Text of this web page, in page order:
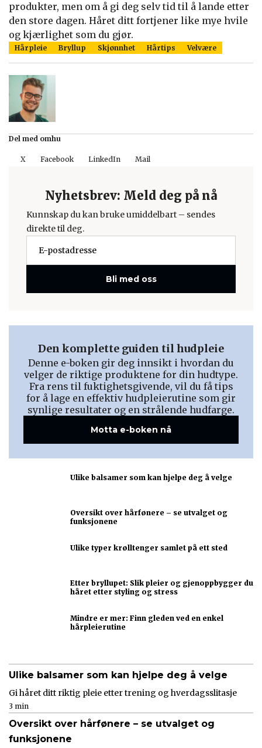
produkter, men om å gi deg selv tid til å lande etter
den store dagen. Håret ditt fortjener like mye hvile
og kjærlighet som du gjør.
Hårpleie Bryllup Skjønnhet Hårtips Velvære
Del med omhu
X Facebook LinkedIn Mail
Nyhetsbrev: Meld deg på nå
Kunnskap du kan bruke umiddelbart – sendes
direkte til deg.
Bli med oss
Den komplette guiden til hudpleie
Denne e-boken gir deg innsikt i hvordan du
velger de riktige produktene for din hudtype.
Fra rens til fuktighetsgivende, vil du få tips
for å lage en effektiv hudpleierutine som gir
synlige resultater og en strålende hudfarge.
Motta e-boken nå
Ulike balsamer som kan hjelpe deg å velge
Oversikt over hårfønere – se utvalget og
funksjonene
Ulike typer krølltenger samlet på ett sted
Etter bryllupet: Slik pleier og gjenoppbygger du
håret etter styling og stress
Mindre er mer: Finn gleden ved en enkel
hårpleierutine
Ulike balsamer som kan hjelpe deg å velge
Gi håret ditt riktig pleie etter trening og hverdagsslitasje
3 min
Oversikt over hårfønere – se utvalget og
funksjonene